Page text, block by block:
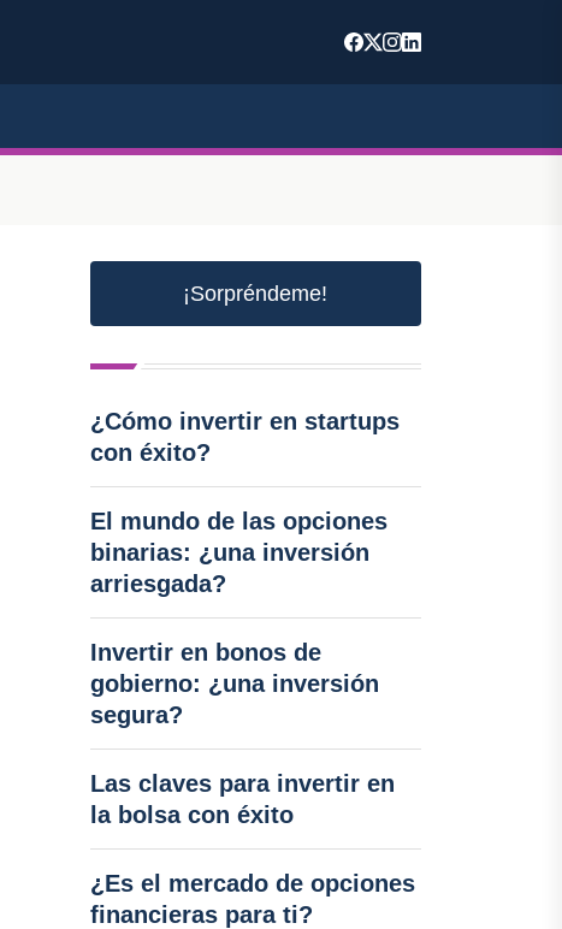
¡Sorpréndeme!
¿Cómo invertir en startups
con éxito?
El mundo de las opciones
binarias: ¿una inversión
arriesgada?
Invertir en bonos de
gobierno: ¿una inversión
segura?
Las claves para invertir en
la bolsa con éxito
¿Es el mercado de opciones
financieras para ti?